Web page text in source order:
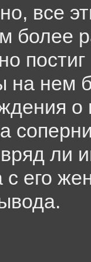
все
более
на нем
ли
его